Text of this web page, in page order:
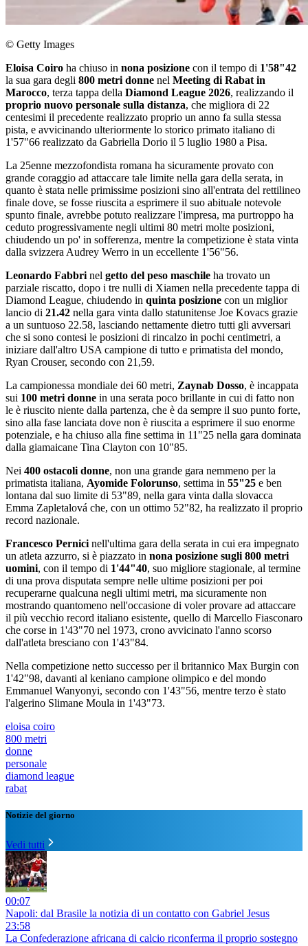
© Getty Images
Eloisa Coiro ha chiuso in nona posizione con il tempo di 1'58"42
la sua gara degli 800 metri donne nel Meeting di Rabat in
Marocco, terza tappa della Diamond League 2026, realizzando il
proprio nuovo personale sulla distanza, che migliora di 22
centesimi il precedente realizzato proprio un anno fa sulla stessa
pista, e avvicinando ulteriormente lo storico primato italiano di
1'57"66 realizzato da Gabriella Dorio il 5 luglio 1980 a Pisa.
La 25enne mezzofondista romana ha sicuramente provato con
grande coraggio ad attaccare tale limite nella gara della serata, in
quanto è stata nelle primissime posizioni sino all'entrata del rettilineo
finale dove, se fosse riuscita a esprimere il suo abituale notevole
spunto finale, avrebbe potuto realizzare l'impresa, ma purtroppo ha
ceduto progressivamente negli ultimi 80 metri molte posizioni,
chiudendo un po' in sofferenza, mentre la competizione è stata vinta
dalla svizzera Audrey Werro in un eccellente 1'56"56.
Leonardo Fabbri nel getto del peso maschile ha trovato un
parziale riscatto, dopo i tre nulli di Xiamen nella precedente tappa di
Diamond League, chiudendo in quinta posizione con un miglior
lancio di 21.42 nella gara vinta dallo statunitense Joe Kovacs grazie
a un suntuoso 22.58, lasciando nettamente dietro tutti gli avversari
che si sono contesi le posizioni di rincalzo in pochi centimetri, a
iniziare dall'altro USA campione di tutto e primatista del mondo,
Ryan Crouser, secondo con 21,59.
La campionessa mondiale dei 60 metri, Zaynab Dosso, è incappata
sui 100 metri donne in una serata poco brillante in cui di fatto non
le è riuscito niente dalla partenza, che è da sempre il suo punto forte,
sino alla fase lanciata dove non è riuscita a esprimere il suo enorme
potenziale, e ha chiuso alla fine settima in 11"25 nella gara dominata
dalla giamaicane Tina Clayton con 10"85.
Nei 400 ostacoli donne, non una grande gara nemmeno per la
primatista italiana, Ayomide Folorunso, settima in 55"25 e ben
lontana dal suo limite di 53"89, nella gara vinta dalla slovacca
Emma Zapletalová che, con un ottimo 52"82, ha realizzato il proprio
record nazionale.
Francesco Pernici nell'ultima gara della serata in cui era impegnato
un atleta azzurro, si è piazzato in nona posizione sugli 800 metri
uomini, con il tempo di 1'44"40, suo migliore stagionale, al termine
di una prova disputata sempre nelle ultime posizioni per poi
recuperarne qualcuna negli ultimi metri, ma sicuramente non
mostrando quantomeno nell'occasione di voler provare ad attaccare
il più vecchio record italiano esistente, quello di Marcello Fiasconaro
che corse in 1'43"70 nel 1973, crono avvicinato l'anno scorso
dall'atleta bresciano con 1'43"84.
Nella competizione netto successo per il britannico Max Burgin con
1'42"98, davanti al keniano campione olimpico e del mondo
Emmanuel Wanyonyi, secondo con 1'43"56, mentre terzo è stato
l'algerino Slimane Moula in 1'43"73.
eloisa coiro
800 metri
donne
personale
diamond league
rabat
Notizie del giorno
Vedi tutti
00:07
Napoli: dal Brasile la notizia di un contatto con Gabriel Jesus
23:58
La Confederazione africana di calcio riconferma il proprio sostegno